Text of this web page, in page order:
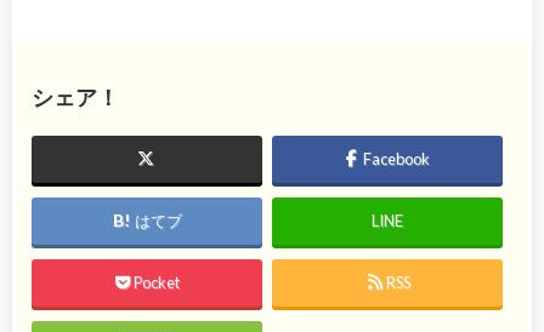
シェア！
Facebook
はてブ LINE
Pocket RSS